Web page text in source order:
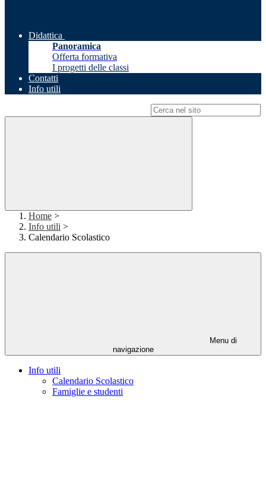
Didattica
Panoramica
Offerta formativa
I progetti delle classi
Contatti
Info utili
Home >
Info utili >
Calendario Scolastico
Menu di
navigazione
Info utili
Calendario Scolastico
Famiglie e studenti